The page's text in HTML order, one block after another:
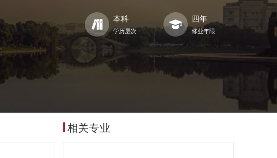
四年
修业年限
本科
学历层次
相关专业